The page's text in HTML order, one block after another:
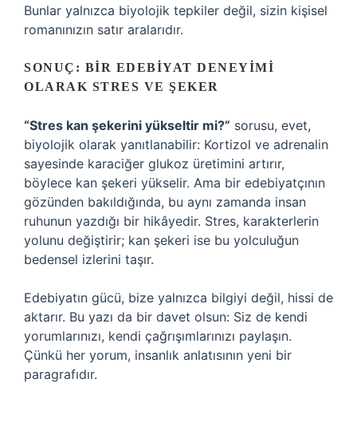
Bunlar yalnızca biyolojik tepkiler değil, sizin kişisel
romanınızın satır aralarıdır.
SONUÇ: BIR EDEBIYAT DENEYIMI
OLARAK STRES VE ŞEKER
“Stres kan şekerini yükseltir mi?” sorusu, evet,
biyolojik olarak yanıtlanabilir: Kortizol ve adrenalin
sayesinde karaciğer glukoz üretimini artırır,
böylece kan şekeri yükselir. Ama bir edebiyatçının
gözünden bakıldığında, bu aynı zamanda insan
ruhunun yazdığı bir hikâyedir. Stres, karakterlerin
yolunu değiştirir; kan şekeri ise bu yolculuğun
bedensel izlerini taşır.
Edebiyatın gücü, bize yalnızca bilgiyi değil, hissi de
aktarır. Bu yazı da bir davet olsun: Siz de kendi
yorumlarınızı, kendi çağrışımlarınızı paylaşın.
Çünkü her yorum, insanlık anlatısının yeni bir
paragrafıdır.